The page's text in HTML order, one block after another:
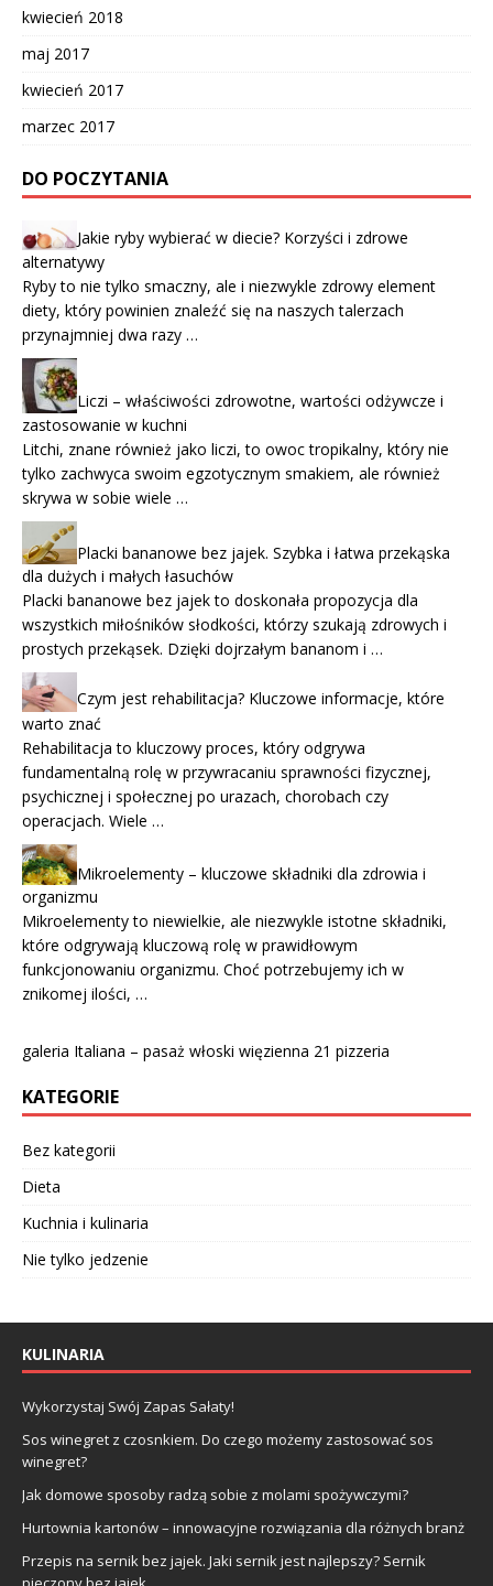
kwiecień 2018
maj 2017
kwiecień 2017
marzec 2017
DO POCZYTANIA
Jakie ryby wybierać w diecie? Korzyści i zdrowe
alternatywy
Ryby to nie tylko smaczny, ale i niezwykle zdrowy element
diety, który powinien znaleźć się na naszych talerzach
przynajmniej dwa razy …
Liczi – właściwości zdrowotne, wartości odżywcze i
zastosowanie w kuchni
Litchi, znane również jako liczi, to owoc tropikalny, który nie
tylko zachwyca swoim egzotycznym smakiem, ale również
skrywa w sobie wiele …
Placki bananowe bez jajek. Szybka i łatwa przekąska
dla dużych i małych łasuchów
Placki bananowe bez jajek to doskonała propozycja dla
wszystkich miłośników słodkości, którzy szukają zdrowych i
prostych przekąsek. Dzięki dojrzałym bananom i …
Czym jest rehabilitacja? Kluczowe informacje, które
warto znać
Rehabilitacja to kluczowy proces, który odgrywa
fundamentalną rolę w przywracaniu sprawności fizycznej,
psychicznej i społecznej po urazach, chorobach czy
operacjach. Wiele …
Mikroelementy – kluczowe składniki dla zdrowia i
organizmu
Mikroelementy to niewielkie, ale niezwykle istotne składniki,
które odgrywają kluczową rolę w prawidłowym
funkcjonowaniu organizmu. Choć potrzebujemy ich w
znikomej ilości, …
galeria Italiana – pasaż włoski więzienna 21 pizzeria
KATEGORIE
Bez kategorii
Dieta
Kuchnia i kulinaria
Nie tylko jedzenie
KULINARIA
Wykorzystaj Swój Zapas Sałaty!
Sos winegret z czosnkiem. Do czego możemy zastosować sos
winegret?
Jak domowe sposoby radzą sobie z molami spożywczymi?
Hurtownia kartonów – innowacyjne rozwiązania dla różnych branż
Przepis na sernik bez jajek. Jaki sernik jest najlepszy? Sernik